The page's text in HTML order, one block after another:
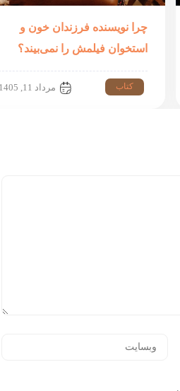
چرا نویسنده فرزندان خون و
استخوان فیلمش را نمی‌بیند؟
کتاب مرداد 11, 1405